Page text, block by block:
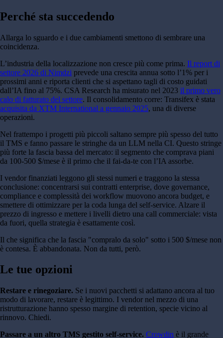
Perché sta succedendo
Allarga lo sguardo e i due cambiamenti smettono di sembrare una
coincidenza.
L’industria della localizzazione non cresce più come prima. Il report di
settore 2026 di Nimdzi prevede una crescita annua sotto l’1% per i
prossimi anni e riporta clienti che si aspettano tagli di costo guidati
dall’IA fino al 75%. CSA Research ha misurato nel 2023 il primo vero
calo di fatturato del settore. Il consolidamento corre: Transifex è stata
acquisita da XTM International a gennaio 2025, una di diverse
operazioni.
Nel frattempo i progetti più piccoli saltano sempre più spesso del tutto
il TMS e fanno passare le stringhe da un LLM nella CI. Questo stringe
più forte la fascia bassa del mercato: il segmento che comprava piani
da 100-500 $/mese è il primo che il fai-da-te con l’IA assorbe.
I vendor finanziati leggono gli stessi numeri e traggono la stessa
conclusione: concentrarsi sui contratti enterprise, dove governance,
compliance e complessità dei workflow muovono ancora budget, e
smettere di ottimizzare per la coda lunga del self-service. Alzare il
prezzo di ingresso e mettere i livelli dietro una call commerciale: vista
da fuori, quella strategia è esattamente così.
Il che significa che la fascia "compralo da solo" sotto i 500 $/mese non
è contesa. È abbandonata. Non da tutti, però.
Le tue opzioni
Restare e rinegoziare. Se i nuovi pacchetti si adattano ancora al tuo
modo di lavorare, restare è legittimo. I vendor nel mezzo di una
ristrutturazione hanno spesso margine di retention, specie vicino al
rinnovo. Chiedi.
Passare a un altro TMS gestito self-service. Crowdin è il grande